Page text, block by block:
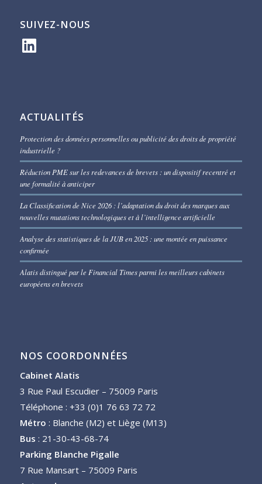
SUIVEZ-NOUS
LinkedIn
ACTUALITÉS
Protection des données personnelles ou publicité des droits de propriété
industrielle ?
Réduction PME sur les redevances de brevets : un dispositif recentré et
une formalité à anticiper
La Classification de Nice 2026 : l’adaptation du droit des marques aux
nouvelles mutations technologiques et à l’intelligence artificielle
Analyse des statistiques de la JUB en 2025 : une montée en puissance
confirmée
Alatis distingué par le Financial Times parmi les meilleurs cabinets
européens en brevets
NOS COORDONNÉES
Cabinet Alatis
3 Rue Paul Escudier – 75009 Paris
Téléphone : +33 (0)1 76 63 72 72
Métro : Blanche (M2) et Liège (M13)
Bus : 21-30-43-68-74
Parking Blanche Pigalle
7 Rue Mansart – 75009 Paris